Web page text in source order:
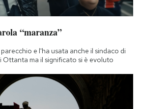
“maranza”
e l'ha usata anche il sindaco di
Ottanta ma il significato si è evoluto